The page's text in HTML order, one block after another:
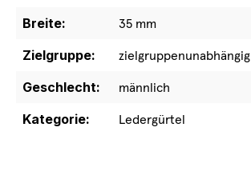
Breite:
35 mm
Zielgruppe:
zielgruppenunabhängig
Geschlecht:
männlich
Kategorie:
Ledergürtel